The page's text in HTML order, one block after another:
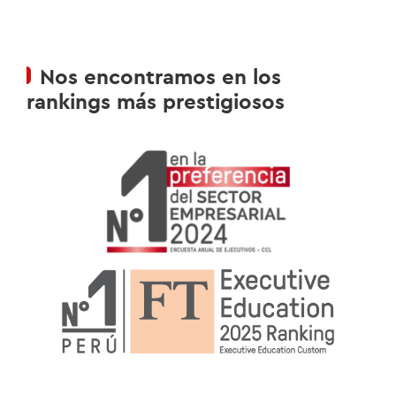
Nos encontramos en los
rankings más prestigiosos